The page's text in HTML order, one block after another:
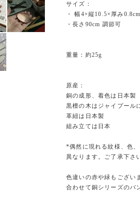
サイズ：
・ 幅4×縦10.5×厚み
・長さ90cm 調節可
重量：約25g
原産：
銅の成形、着色は日本製
黒檀の木はジャイプール
革紐は日本製
組み立ては日本
*偶然に現れる紋様、色
異なります。ご了承下さ
色違いの赤や緑もござい
合わせて銅シリーズのバ